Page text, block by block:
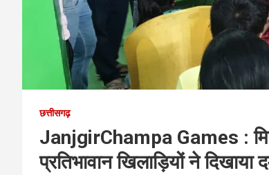
छत्तीसगढ़
JanjgirChampa Games :
प्रतिभावान खिलाड़ियों ने